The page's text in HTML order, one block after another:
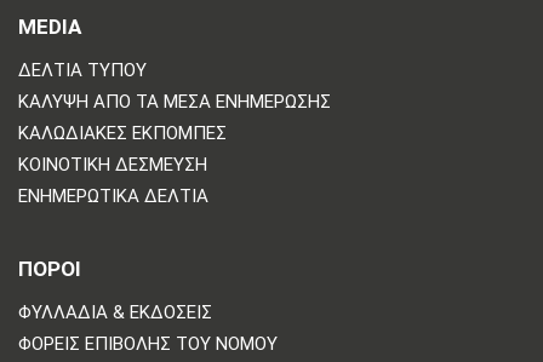
MEDIA
ΔΕΛΤΊΑ ΤΎΠΟΥ
ΚΆΛΥΨΗ ΑΠΌ ΤΑ ΜΈΣΑ ΕΝΗΜΈΡΩΣΗΣ
ΚΑΛΩΔΙΑΚΈΣ ΕΚΠΟΜΠΈΣ
ΚΟΙΝΟΤΙΚΉ ΔΈΣΜΕΥΣΗ
ΕΝΗΜΕΡΩΤΙΚΆ ΔΕΛΤΊΑ
ΠΟΡΟΙ
ΦΥΛΛΆΔΙΑ & ΕΚΔΌΣΕΙΣ
ΦΟΡΕΊΣ ΕΠΙΒΟΛΉΣ ΤΟΥ ΝΌΜΟΥ